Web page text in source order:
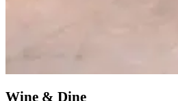
Wine & Dine